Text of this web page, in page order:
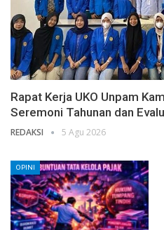
Rapat Kerja UKO Unpam
Seremoni Tahunan dan
REDAKSI 5 Agu 2026
OPINI